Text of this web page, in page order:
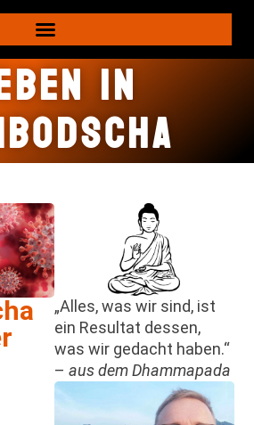
in
„Alles, was wir sind, ist
ein Resultat dessen,
was wir gedacht haben.“
– aus dem Dhammapada